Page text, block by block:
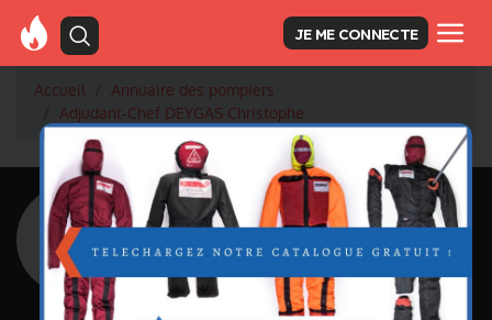
JE ME CONNECTE
Accueil
Annuaire des pompiers
Adjudant-Chef DEYGAS Christophe
<Retour à la liste des pompiers
DEYGAS
Christophe
Grade : Adjudant-Chef